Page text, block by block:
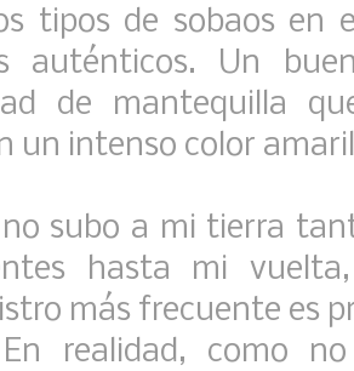
tipos de sobaos en
auténticos. Un
de mantequilla
un intenso color
subo a mi tierra
hasta mi
más frecuente es
En realidad, como